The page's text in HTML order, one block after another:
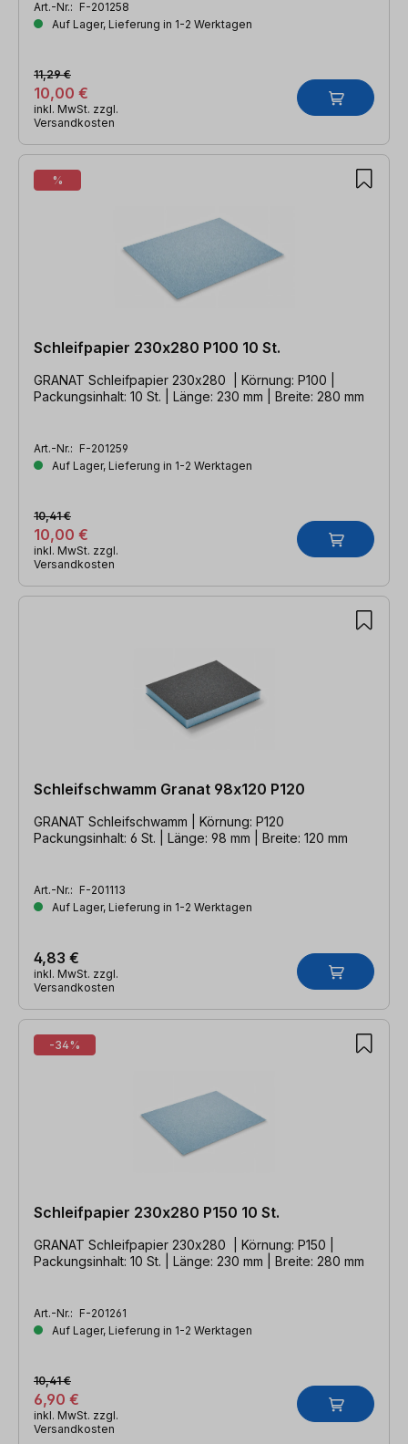
Art.-Nr.: F-201258
Auf Lager, Lieferung in 1-2 Werktagen
10,00 €
11,29 €
inkl. MwSt. zzgl.
Versandkosten
%
Schleifpapier 230x280 P100 10 St.
GRANAT Schleifpapier 230x280 | Körnung: P100 |
Packungsinhalt: 10 St. | Länge: 230 mm | Breite: 280 mm
Art.-Nr.: F-201259
Auf Lager, Lieferung in 1-2 Werktagen
10,00 €
10,41 €
inkl. MwSt. zzgl.
Versandkosten
Schleifschwamm Granat 98x120 P120
GRANAT Schleifschwamm | Körnung: P120
Packungsinhalt: 6 St. | Länge: 98 mm | Breite: 120 mm
Art.-Nr.: F-201113
Auf Lager, Lieferung in 1-2 Werktagen
4,83 €
inkl. MwSt. zzgl.
Versandkosten
-34%
Schleifpapier 230x280 P150 10 St.
GRANAT Schleifpapier 230x280 | Körnung: P150 |
Packungsinhalt: 10 St. | Länge: 230 mm | Breite: 280 mm
Art.-Nr.: F-201261
Auf Lager, Lieferung in 1-2 Werktagen
6,90 €
10,41 €
inkl. MwSt. zzgl.
Versandkosten